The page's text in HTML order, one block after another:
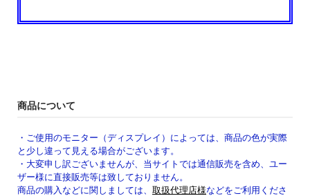
商品について
・ご使用のモニター（ディスプレイ）によっては、商品の色が実際
と少し違って見える場合がございます。
・大変申し訳ございませんが、当サイトでは通信販売を含め、ユー
ザー様に直接販売等は致しておりません。
商品の購入などに関しましては、 取扱代理店様などをご利用くださ